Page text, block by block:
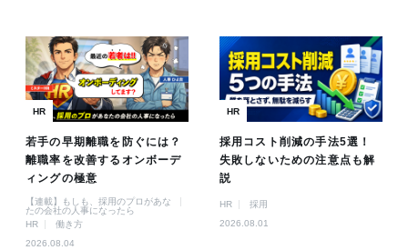
HR
若手の早期離職を防ぐには？
離職率を改善するオンボーデ
ィングの極意
【連載】もしも、採用のプロがあな
たの会社の人事になったら
HR
働き方
2026.08.04
HR
採用コスト削減の手法5選！
失敗しないための注意点も解
説
HR
採用
2026.08.01